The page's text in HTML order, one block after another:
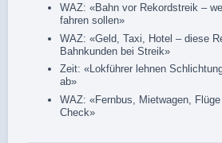
WAZ: «Bahn vor Rekordstreik –
fahren sollen»
WAZ: «Geld, Taxi, Hotel – diese
Bahnkunden bei Streik»
Zeit: «Lokführer lehnen
ab»
WAZ: «Fernbus, Mietwagen,
Check»